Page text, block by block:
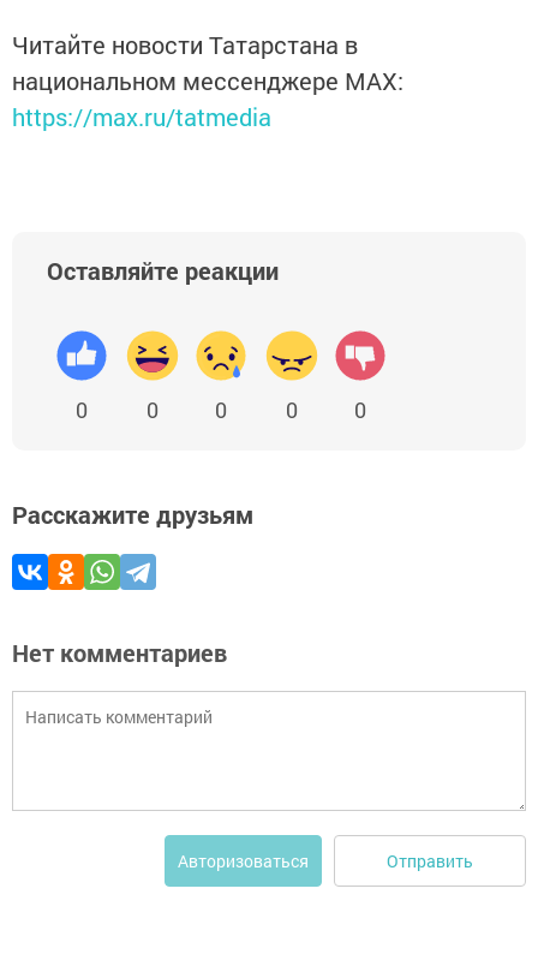
Читайте новости Татарстана в
национальном мессенджере MАХ:
https://max.ru/tatmedia
Оставляйте реакции
0 0 0 0 0
Расскажите друзьям
Нет комментариев
Авторизоваться Отправить